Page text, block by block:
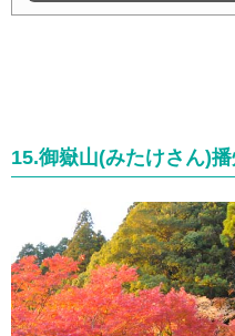
15.御嶽山(みたけさん)